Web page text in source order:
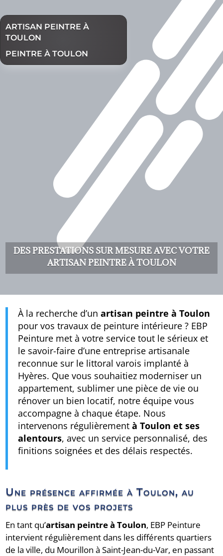
ARTISAN PEINTRE À
TOULON
PEINTRE À TOULON
DES PRESTATIONS SUR MESURE AVEC VOTRE
ARTISAN PEINTRE À TOULON
À la recherche d’unartisan peintre à Toulon
pour vos travaux de peinture intérieure ? EBP
Peinture met à votre service tout le sérieux et
le savoir-faire d’une entreprise artisanale
reconnue sur le littoral varois implanté à
Hyères. Que vous souhaitiez moderniser un
appartement, sublimer une pièce de vie ou
rénover un bien locatif, notre équipe vous
accompagne à chaque étape. Nous
intervenons régulièrementà Toulon et ses
alentours, avec un service personnalisé, des
finitions soignées et des délais respectés.
Une présence affirmée à Toulon, au
plus près de vos projets
En tant qu’artisan peintre à Toulon, EBP Peinture
intervient régulièrement dans les différents quartiers
de la ville, du Mourillon à Saint-Jean-du-Var, en passant